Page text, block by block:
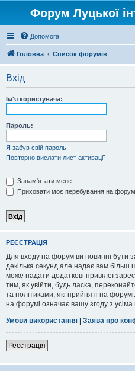
Форум Луцької
Допомога
Головна Список форумів
Вхід
Ім'я користувача:
Пароль:
Я забув свій пароль
Повторно вислати лист активації
Запам'ятати мене
Приховати моє перебування на
РЕЄСТРАЦІЯ
Для входу на форум ви повинні бути
декілька секунд але надає вам більш
може надати додаткові привілеї
тим, як увійти, будь ласка,
та політиками, які прийняті на
на форумі означає вашу згоду з усіма
Умови використання | Заява про
Реєстрація